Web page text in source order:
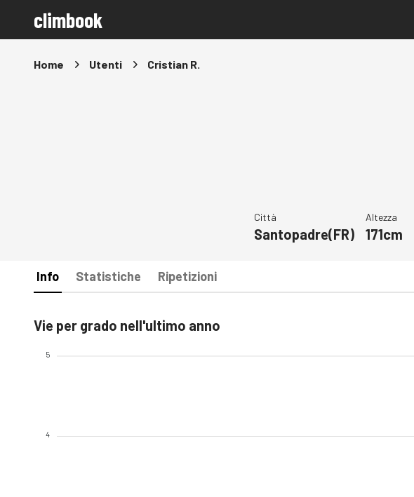
climbook
Home Utenti Cristian R.
Città
Santopadre(FR)
Altezza
171cm
Info Statistiche Ripetizioni
Vie per grado nell'ultimo anno
5
4